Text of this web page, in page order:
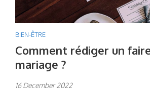
BIEN-ÊTRE
Comment rédiger un
mariage ?
16 December 2022